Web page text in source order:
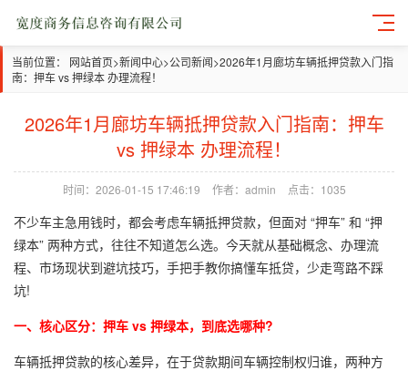
当前位置： 网站首页>新闻中心>公司新闻>2026年1月廊坊车辆抵押贷款入门指
南：押车 vs 押绿本 办理流程！
2026年1月廊坊车辆抵押贷款入门指南：押车
vs 押绿本 办理流程！
时间：2026-01-15 17:46:19 作者：admin 点击：1035
不少车主急用钱时，都会考虑车辆抵押贷款，但面对 “押车” 和 “押
绿本” 两种方式，往往不知道怎么选。今天就从基础概念、办理流
程、市场现状到避坑技巧，手把手教你搞懂车抵贷，少走弯路不踩
坑!
一、核心区分：押车 vs 押绿本，到底选哪种?
车辆抵押贷款的核心差异，在于贷款期间车辆控制权归谁，两种方